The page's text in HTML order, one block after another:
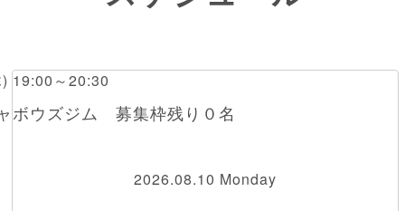
19:00～20:30
ウズジム 募集枠残り０名
2026.08.10 Monday